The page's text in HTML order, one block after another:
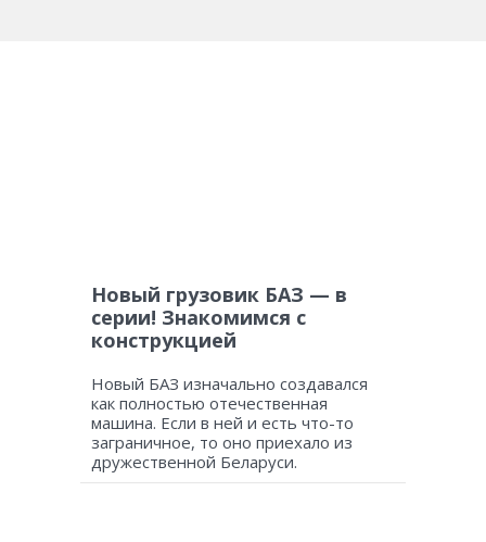
Новый грузовик БАЗ — в
серии! Знакомимся с
конструкцией
Новый БАЗ изначально создавался
как полностью отечественная
машина. Если в ней и есть что-то
заграничное, то оно приехало из
дружественной Беларуси.